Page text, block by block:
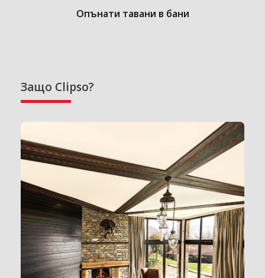
Опънати тавани в бани
Защо Clipso?